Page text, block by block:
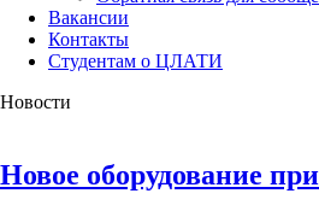
Вакансии
Контакты
Студентам о ЦЛАТИ
Новости
Новое оборудование